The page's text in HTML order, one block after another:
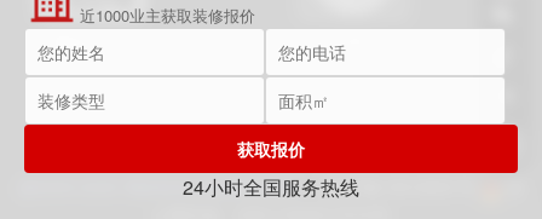
微信公众号 抖音
@2009-2025 博妍装饰 保留所有权利。浙ICP备15018091号
近1000业主获取装修报价
获取报价
24小时全国服务热线